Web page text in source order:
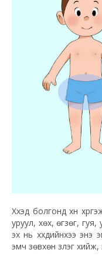
Хүүхэд болгонд хүн
уруул, хөх, өгзөг,
эх нь хүүхдийнхээ энэ
эмч зөвхөн үзлэг